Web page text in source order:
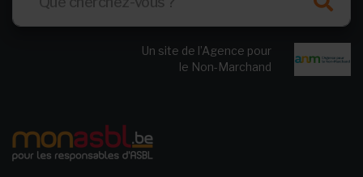
Un site de l’Agence pour
le Non-Marchand